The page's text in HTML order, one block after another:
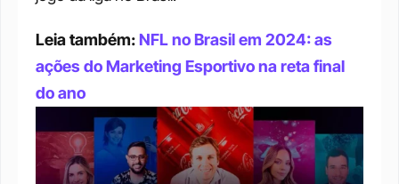
Leia também: NFL no Brasil em 2024: as
ações do Marketing Esportivo na reta final
do ano